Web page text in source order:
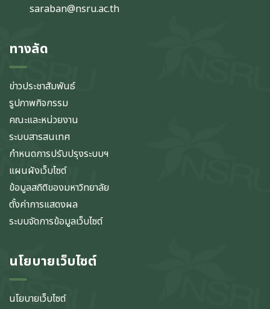
saraban@nsru.ac.th
ทางลัด
ข่าวประชาสัมพันธ์
รูปภาพกิจกรรม
คณะและหน่วยงาน
ระบบสารสนเทศ
กำหนดการปรับปรุงระบบฯ
แผนผังเว็บไซต์
ข้อมูลสถิติของมหาวิทยาลัย
ตั้งค่าการแสดงผล
ระบบจัดการข้อมูลเว็บไซต์
นโยบายเว็บไซต์
นโยบายเว็บไซต์